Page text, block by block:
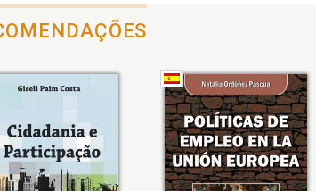
., p. 181
da psicologia positiva e os estudos da fe
positivas. Felicidade e emoções positivas, p.
histórico e teórico da felicidade ., p. 33